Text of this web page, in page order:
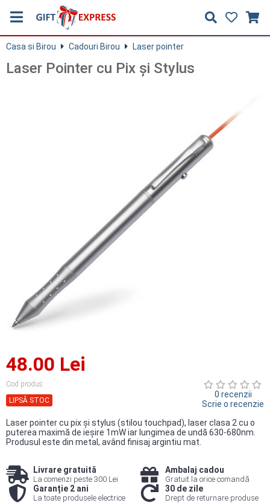
Casa si Birou Cadouri Birou Laser pointer
Laser Pointer cu Pix şi Stylus
48.00 Lei
Cod produs
LIPSĂ STOC
0 recenzii
Scrie o recenzie
Laser pointer cu pix şi stylus (stilou touchpad), laser clasa 2 cu o
puterea maximă de ieşire 1mW iar lungimea de undă 630-680nm.
Produsul este din metal, având finisaj argintiu mat.
Livrare gratuită
La comenzi peste 300 Lei
Ambalaj cadou
Gratuit la orice comandă
Garanție 2 ani
La toate produsele electrice
30 de zile
Drept de returnare produse